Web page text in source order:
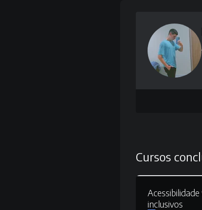
Cursos
Acessibilidade
inclusivos